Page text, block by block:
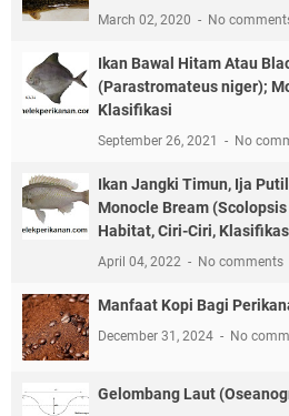
March 02, 2020 No
Ikan Bawal Hitam Atau
(Parastromateus niger);
Klasifikasi
September 26, 2021 No
Ikan Jangki Timun, Ija
Monocle Bream
Habitat, Ciri-Ciri,
April 04, 2022 No comments
Manfaat Kopi Bagi
December 31, 2024 No
Gelombang Laut